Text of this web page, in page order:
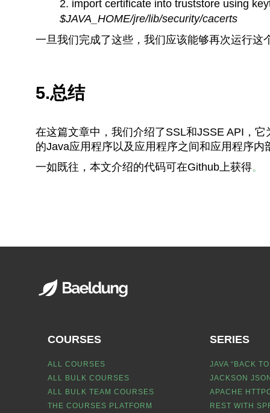
import certificate into truststore using
$JAVA_HOME/jre/lib/security/cacerts
一旦我们完成了这些，我们应该能够再次运行这
5.总结
在这篇文章中，我们介绍了SSL和JSSE API，
的Java应用程序以及应用程序之间和应用程序内
一如既往，本文介绍的代码可在Github上获得。
COURSES
ALL COURSES
ALL BULK COURSES
ALL BULK TEAM COURSES
THE COURSES PLATFORM
SERIES
JAVA “BACK
JACKSON
APACHE
REST WITH